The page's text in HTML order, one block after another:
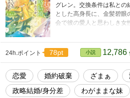
グレン。交換条件は私と
とした高身長に、金髪碧
会で彼の愛人と思わしき女
お嬢さまらしく、綺麗な
ているのは身分。彼は貴
ているわけではないわね
てくれてありがとうござ
ん？」 「――ふざけるな
ドレスに装飾品、山のよ
う贈り物は結構ですから
24h.ポイント 78pt 小説 12,786
恋愛 婚約破棄 ざまぁ
政略結婚/身分差
わがままな妹